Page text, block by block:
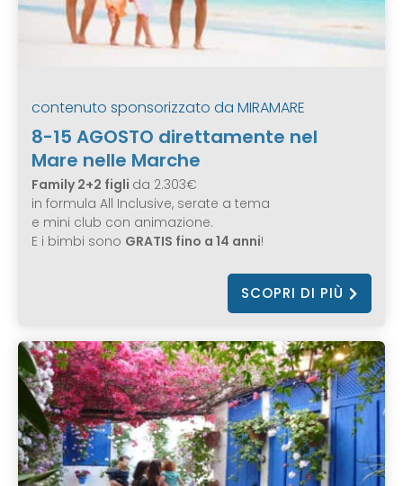
contenuto sponsorizzato da MIRAMARE
8-15 AGOSTO direttamente nel
Mare nelle Marche
Family 2+2 figli da 2.303€
in formula All Inclusive, serate a tema
e mini club con animazione.
E i bimbi sono GRATIS fino a 14 anni!
SCOPRI DI PIÙ